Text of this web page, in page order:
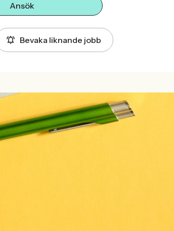
Ansök
Bevaka liknande jobb